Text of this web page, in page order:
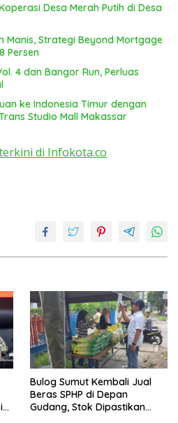
Desa Merah Putih di Desa
Manis, Strategi Beyond Mortgage
Persen
4 dan Bangor Run, Perluas
ke Indonesia Timur dengan
Studio Mall Makassar
di Infokota.co
Bulog Sumut Kembali Jual
Beras SPHP di Depan
Gudang, Stok Dipastikan